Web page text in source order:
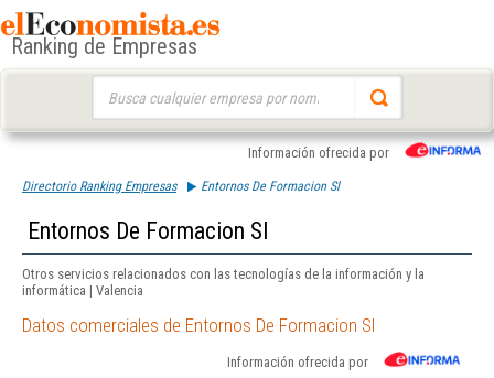
Ranking de Empresas
Información ofrecida por
Directorio Ranking Empresas Entornos De Formacion Sl
Entornos De Formacion Sl
Otros servicios relacionados con las tecnologías de la información y la
informática | Valencia
Datos comerciales de Entornos De Formacion Sl
Información ofrecida por